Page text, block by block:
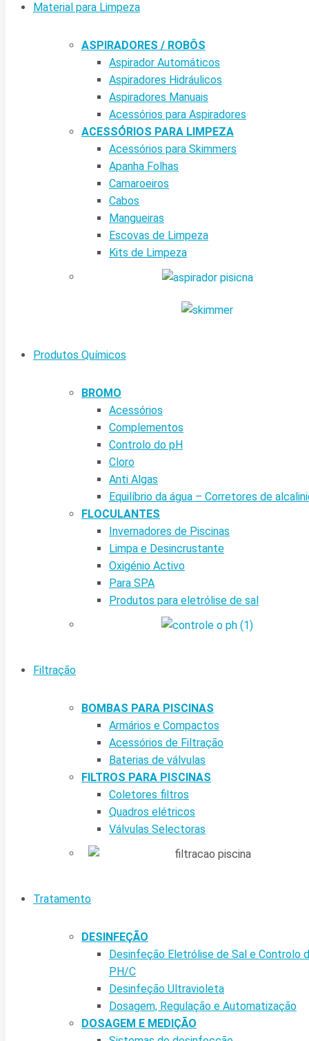
Material para Limpeza
ASPIRADORES / ROBÔS
Aspirador Automáticos
Aspiradores Hidráulicos
Aspiradores Manuais
Acessórios para Aspiradores
ACESSÓRIOS PARA LIMPEZA
Acessórios para Skimmers
Apanha Folhas
Camaroeiros
Cabos
Mangueiras
Escovas de Limpeza
Kits de Limpeza
Produtos Químicos
BROMO
Acessórios
Complementos
Controlo do pH
Cloro
Anti Algas
Equilíbrio da água – Corretores de
FLOCULANTES
Invernadores de Piscinas
Limpa e Desincrustante
Oxigénio Activo
Para SPA
Produtos para eletrólise de sal
Filtração
BOMBAS PARA PISCINAS
Armários e Compactos
Acessórios de Filtração
Baterias de válvulas
FILTROS PARA PISCINAS
Coletores filtros
Quadros elétricos
Válvulas Selectoras
Tratamento
DESINFEÇÃO
Desinfeção Eletrólise de Sal e Controlo
PH/C
Desinfeção Ultravioleta
Dosagem, Regulação e Automatização
DOSAGEM E MEDIÇÃO